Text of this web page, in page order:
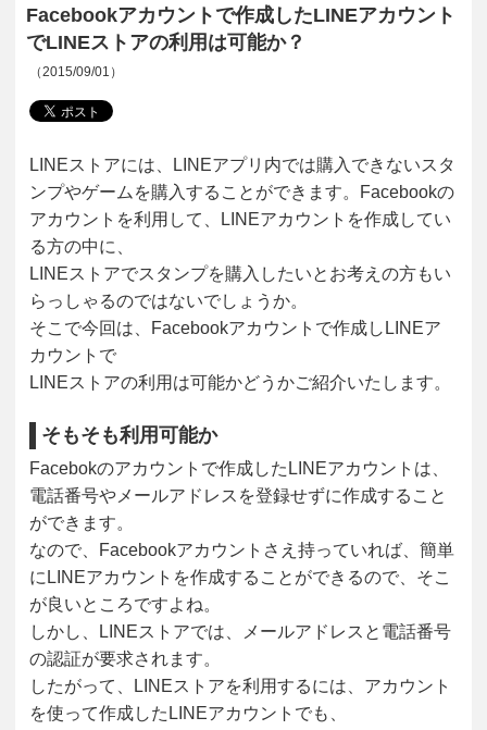
Facebookアカウントで作成したLINEアカウント
でLINEストアの利用は可能か？
（2015/09/01）
LINEストアには、LINEアプリ内では購入できないスタ
ンプやゲームを購入することができます。Facebookの
アカウントを利用して、LINEアカウントを作成してい
る方の中に、
LINEストアでスタンプを購入したいとお考えの方もい
らっしゃるのではないでしょうか。
そこで今回は、Facebookアカウントで作成しLINEア
カウントで
LINEストアの利用は可能かどうかご紹介いたします。
そもそも利用可能か
Facebokのアカウントで作成したLINEアカウントは、
電話番号やメールアドレスを登録せずに作成すること
ができます。
なので、Facebookアカウントさえ持っていれば、簡単
にLINEアカウントを作成することができるので、そこ
が良いところですよね。
しかし、LINEストアでは、メールアドレスと電話番号
の認証が要求されます。
したがって、LINEストアを利用するには、アカウント
を使って作成したLINEアカウントでも、